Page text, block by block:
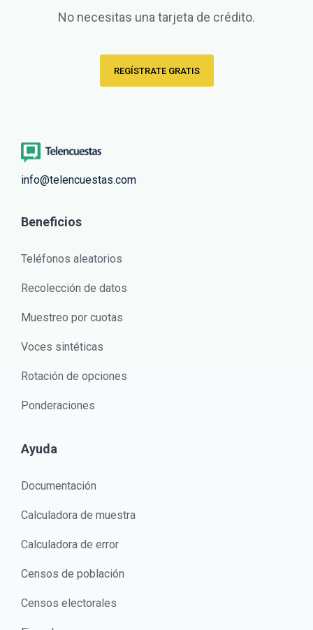
No necesitas una tarjeta de crédito.
REGÍSTRATE GRATIS
info@telencuestas.com
Beneficios
Teléfonos aleatorios
Recolección de datos
Muestreo por cuotas
Voces sintéticas
Rotación de opciones
Ponderaciones
Ayuda
Documentación
Calculadora de muestra
Calculadora de error
Censos de población
Censos electorales